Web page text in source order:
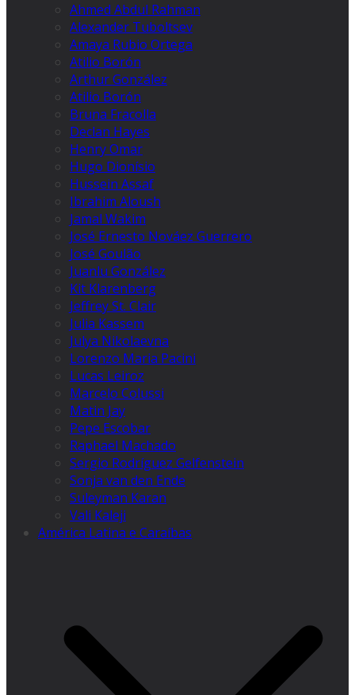
Ahmed Abdul Rahman
Alexander Tuboltsev
Amaya Rubio Ortega
Atilio Borón
Arthur González
Atilio Borón
Bruna Fracolla
Declan Hayes
Henry Omar
Hugo Dionísio
Hussein Assaf
Ibrahim Aloush
Jamal Wakim
José Ernesto Nováez Guerrero
José Goulão
Juanlu González
Kit Klarenberg
Jeffrey St. Clair
Julia Kassem
Julya Nikolaevna
Lorenzo Maria Pacini
Lucas Leiroz
Marcelo Colussi
Matin Jay
Pepe Escobar
Raphael Machado
Sergio Rodríguez Gelfenstein
Sonja van den Ende
Suleyman Karan
Vali Kaleji
América Latina e Caraíbas